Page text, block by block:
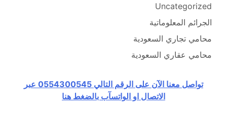
Uncategorized
الجرائم المعلوماتية
محامي تجاري السعودية
محامي عقاري السعودية
تواصل معنا الآن على الرقم التالي 0554300545 عبر
الاتصال او الواتسآب بالضغط هنا